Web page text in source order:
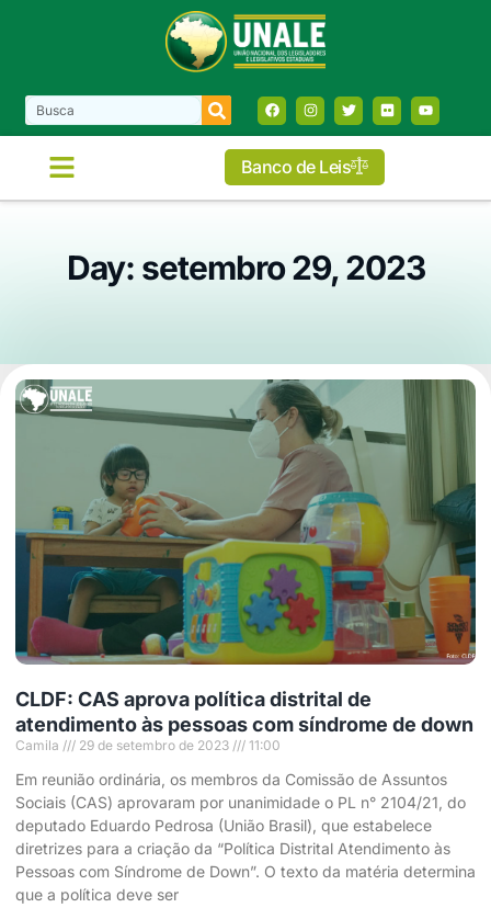
Banco de Leis
Day: setembro 29, 2023
CLDF: CAS aprova política distrital de
atendimento às pessoas com síndrome de down
Camila 29 de setembro de 2023 11:00
Em reunião ordinária, os membros da Comissão de Assuntos
Sociais (CAS) aprovaram por unanimidade o PL n° 2104/21, do
deputado Eduardo Pedrosa (União Brasil), que estabelece
diretrizes para a criação da “Política Distrital Atendimento às
Pessoas com Síndrome de Down”. O texto da matéria determina
que a política deve ser